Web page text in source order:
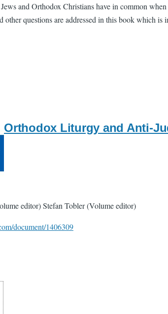
and Orthodox Christians have in common
other questions are addressed in this book which
Orthodox Liturgy and Anti-
editor) Stefan Tobler (Volume editor)
document/1406309